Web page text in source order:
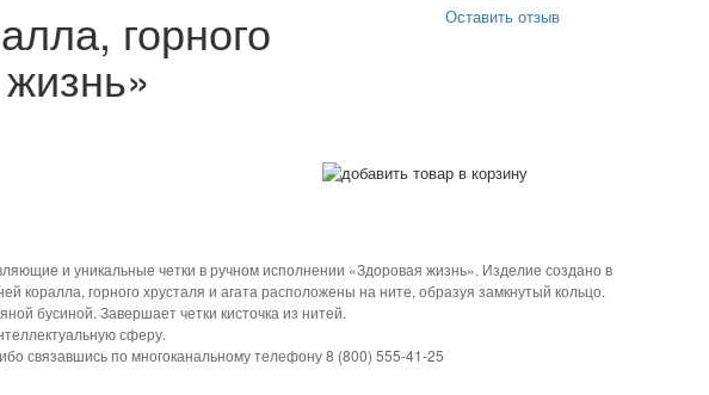
горного Оставить отзыв
и уникальные четки в ручном исполнении «Здоровая жизнь». Изделие создано в
коралла, горного хрусталя и агата расположены на ните, образуя замкнутый кольцо.
бусиной. Завершает четки кисточка из нитей.
сферу.
связавшись по многоканальному телефону 8 (800) 555-41-25